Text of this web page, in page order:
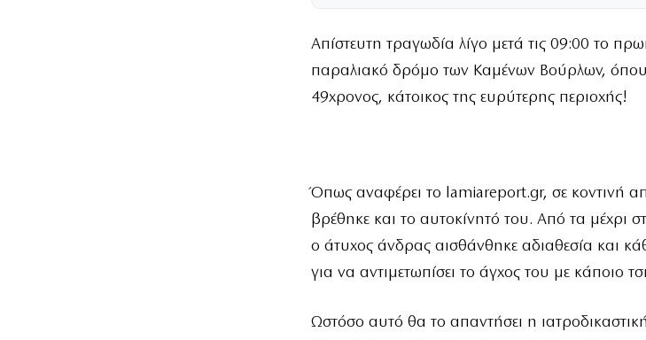
Απίστευτη τραγωδία λίγο μετά τις 09:00 το
παραλιακό δρόμο των Καμένων Βούρλων, όπου
49χρονος, κάτοικος της ευρύτερης περιοχής!
Όπως αναφέρει το lamiareport.gr, σε κοντινή
βρέθηκε και το αυτοκίνητό του. Από τα μέχρι
ο άτυχος άνδρας αισθάνθηκε αδιαθεσία και
για να αντιμετωπίσει το άγχος του με κάποιο
Ωστόσο αυτό θα το απαντήσει η